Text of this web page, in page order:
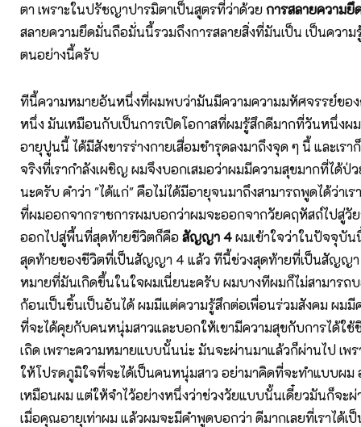
ตา เพราะในปรัชญาปารมิตาเป็นสูตรที่ว่าด้วยการสลายความ
สลายความยึดมั่นถือมั่นนี้รวมถึงการสลายสิ่งที่มันเป็น เป็นความ
ตนอย่างนี้ครับ
ทีนี้ความหมายอันหนึ่งที่ผมพบว่ามันมีความความมหัศจรรย์ของ
หนึ่ง มันเหมือนกับเป็นการเปิดโอกาสที่ผมรู้สึกดีมากที่วันหนึ่งผ
อายุปูนนี้ ได้มีสังขารร่างกายเสื่อมชำรุดลงมาถึงจุด ๆ นี้ และเรา
จริงที่เรากำลังเผชิญ ผมจึงบอกเสมอว่าผมมีความสุขมากที่ได้ป่
นะครับ คำว่า "ได้แก่" คือไม่ได้มีอายุจนมาถึงสามารถพูดได้ว่าเ
ที่ผมออกจากราชการผมบอกว่าผมจะออกจากวัยคฤหัสถ์ไปสู่วั
ออกไปสู่พื้นที่สุดท้ายชีวิตก็คือสัญญา 4ผมเข้าใจว่าในปัจจุบัน
สุดท้ายของชีวิตที่เป็นสัญญา 4 แล้ว ทีนี้ช่วงสุดท้ายที่เป็นสัญญา
หมายที่มันเกิดขึ้นในใจผมเนี่ยนะครับ ผมบางทีผมก็ไม่สามารถ
ก้อนเป็นชิ้นเป็นอันได้ ผมมีแต่ความรู้สึกต่อเพื่อนร่วมสังคม ผมมี
ที่จะได้คุยกับคนหนุ่มสาวและบอกให้เขามีความสุขกับการได้ใ
เถิด เพราะความหมายแบบนั้นน่ะ มันจะผ่านมาแล้วก็ผ่านไป เพ
ให้โปรดภูมิใจที่จะได้เป็นคนหนุ่มสาว อย่ามาคิดที่จะทำแบบผม
เหมือนผม แต่ให้จำไว้อย่างหนึ่งว่าช่วงวัยแบบนั้นเดี๋ยวมันก็จะ
เมื่อคุณอายุเท่าผม แล้วผมจะมีคำพูดบอกว่า ดีมากเลยที่เราได้เ